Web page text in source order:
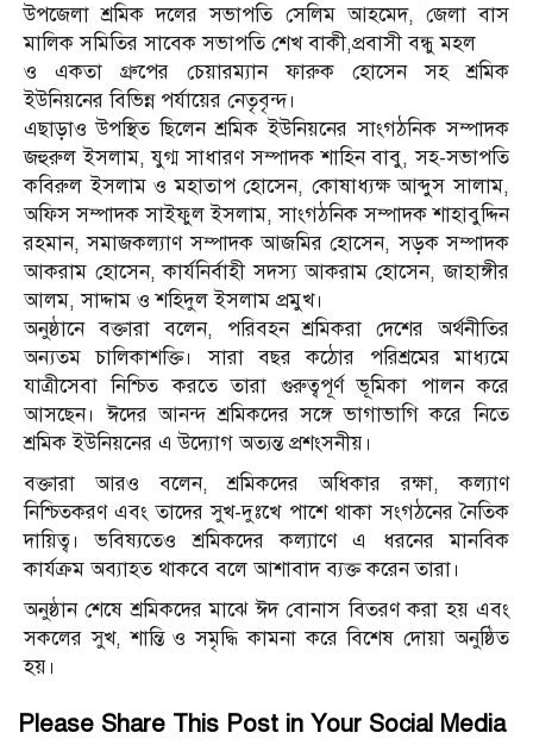
উপজেলা শ্রমিক দলের সভাপতি সেলিম আহমেদ, জেলা বাস
মালিক সমিতির সাবেক সভাপতি শেখ বাকী,প্রবাসী বন্ধু মহল
ও একতা গ্রুপের চেয়ারম্যান ফারুক হোসেন সহ শ্রমিক
ইউনিয়নের বিভিন্ন পর্যায়ের নেতৃবৃন্দ।
এছাড়াও উপস্থিত ছিলেন শ্রমিক ইউনিয়নের সাংগঠনিক সম্পাদক
জহুরুল ইসলাম, যুগ্ম সাধারণ সম্পাদক শাহিন বাবু, সহ-সভাপতি
কবিরুল ইসলাম ও মহাতাপ হোসেন, কোষাধ্যক্ষ আব্দুস সালাম,
অফিস সম্পাদক সাইফুল ইসলাম, সাংগঠনিক সম্পাদক শাহাবুদ্দিন
রহমান, সমাজকল্যাণ সম্পাদক আজমির হোসেন, সড়ক সম্পাদক
আকরাম হোসেন, কার্যনির্বাহী সদস্য আকরাম হোসেন, জাহাঙ্গীর
আলম, সাদ্দাম ও শহিদুল ইসলাম প্রমুখ।
অনুষ্ঠানে বক্তারা বলেন, পরিবহন শ্রমিকরা দেশের অর্থনীতির
অন্যতম চালিকাশক্তি। সারা বছর কঠোর পরিশ্রমের মাধ্যমে
যাত্রীসেবা নিশ্চিত করতে তারা গুরুত্বপূর্ণ ভূমিকা পালন করে
আসছেন। ঈদের আনন্দ শ্রমিকদের সঙ্গে ভাগাভাগি করে নিতে
শ্রমিক ইউনিয়নের এ উদ্যোগ অত্যন্ত প্রশংসনীয়।
বক্তারা আরও বলেন, শ্রমিকদের অধিকার রক্ষা, কল্যাণ
নিশ্চিতকরণ এবং তাদের সুখ-দুঃখে পাশে থাকা সংগঠনের নৈতিক
দায়িত্ব। ভবিষ্যতেও শ্রমিকদের কল্যাণে এ ধরনের মানবিক
কার্যক্রম অব্যাহত থাকবে বলে আশাবাদ ব্যক্ত করেন তারা।
অনুষ্ঠান শেষে শ্রমিকদের মাঝে ঈদ বোনাস বিতরণ করা হয় এবং
সকলের সুখ, শান্তি ও সমৃদ্ধি কামনা করে বিশেষ দোয়া অনুষ্ঠিত
হয়।
Please Share This Post in Your Social Media